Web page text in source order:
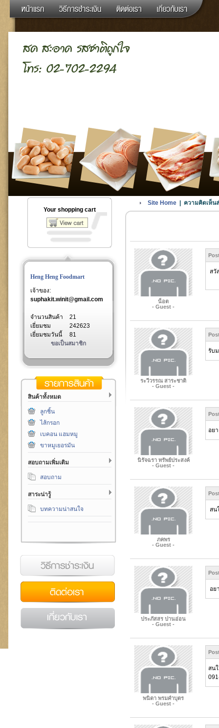
Your shopping cart
Heng Heng Foodmart
เจ้าของ:
suphakit.winit@gmail.com
จำนวนสินค้า
21
เยี่ยมชม
242623
เยี่ยมชมวันนี้
81
ขอเป็นสมาชิก
สินค้าทั้งหมด
ลูกชิ้น
ไส้กรอก
เบคอน แฮมหมู
ขาหมูเยอรมัน
สอบถามเพิ่มเติม
สอบถาม
สาระน่ารู้
บทความน่าสนใจ
Site Home | ความคิดเห็น
น็อต
- Guest -
สวั
ระวีวรรณ สาระชาติ
- Guest -
รับ
นิรัจฉรา ทรัพย์ประสงค์
- Guest -
อย
ภคพร
- Guest -
สน
ประภัสสร ปานอ่อน
- Guest -
อย
พนิดา พรมคำบุตร
- Guest -
สน